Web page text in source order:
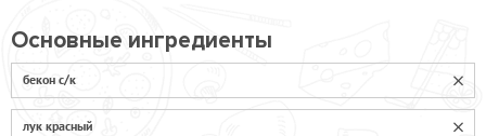
Основные ингредиенты
бекон с/к
лук красный